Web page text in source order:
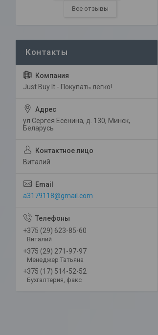
Все отзывы
Just Buy It - Покупать легко!
ул.Сергея Есенина, д. 130, Минск,
Беларусь
Виталий
a3179118@gmail.com
+375 (29) 623-85-60
Виталий
+375 (29) 271-97-97
Менеджер Татьяна
+375 (17) 514-52-52
Бухгалтерия, факс